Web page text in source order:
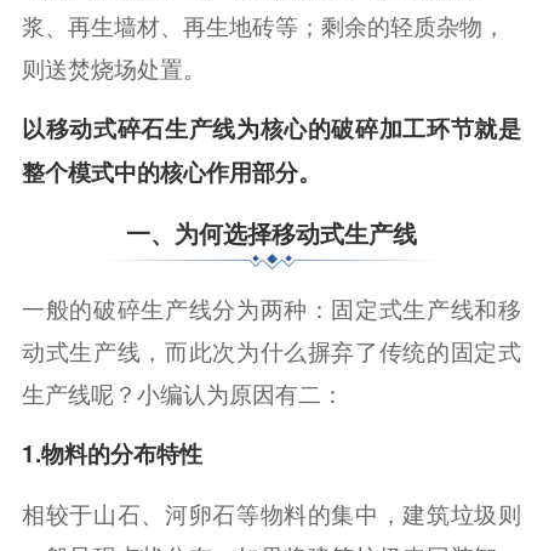
浆、再生墙材、再生地砖等；剩余的轻质杂物，
则送焚烧场处置。
以移动式碎石生产线为核心的破碎加工环节就是
整个模式中的核心作用部分。
一、为何选择移动式生产线
一般的破碎生产线分为两种：固定式生产线和移
动式生产线，而此次为什么摒弃了传统的固定式
生产线呢？小编认为原因有二：
1.物料的分布特性
相较于山石、河卵石等物料的集中，建筑垃圾则